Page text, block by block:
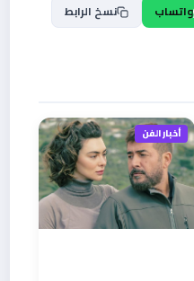
واتساب نسخ الرابط
أخبار الفن